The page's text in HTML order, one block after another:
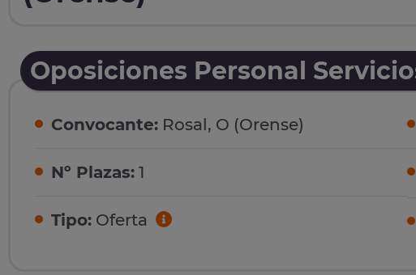
Oposiciones Personal
Convocante: Rosal, O (Orense)
Nº Plazas: 1
Tipo: Oferta